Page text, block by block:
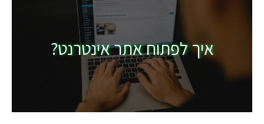
איך לפתוח אתר אינטרנט?